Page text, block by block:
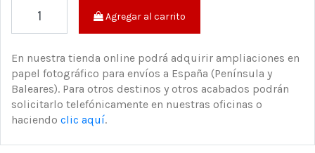
Agregar al carrito
En nuestra tienda online podrá adquirir ampliaciones en
papel fotográfico para envíos a España (Península y
Baleares). Para otros destinos y otros acabados podrán
solicitarlo telefónicamente en nuestras oficinas o
haciendo clic aquí.